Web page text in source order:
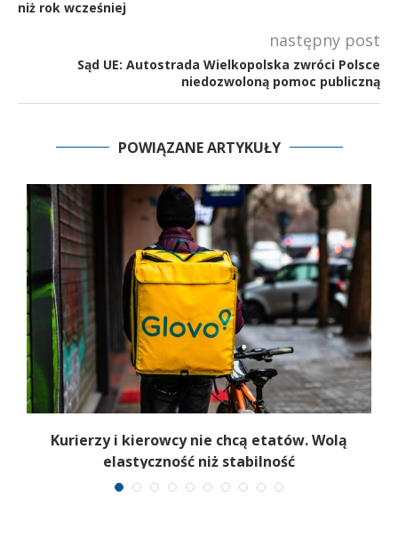
niż rok wcześniej
następny post
Sąd UE: Autostrada Wielkopolska zwróci Polsce
niedozwoloną pomoc publiczną
POWIĄZANE ARTYKUŁY
Kurierzy i kierowcy nie chcą etatów. Wolą
elastyczność niż stabilność